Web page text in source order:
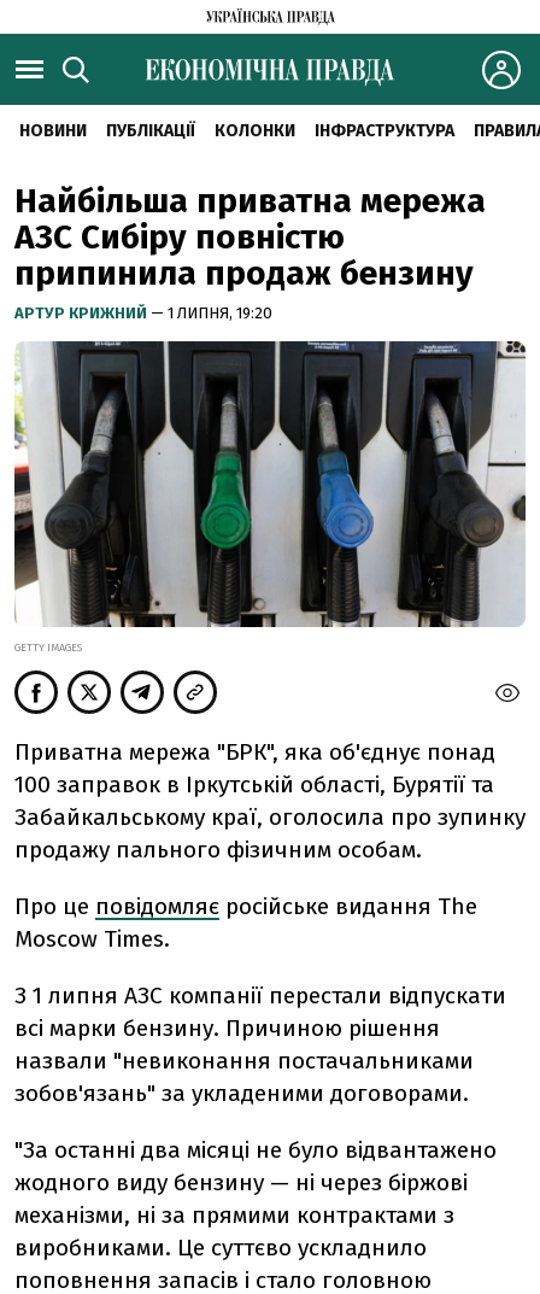
НОВИНИ ПУБЛІКАЦІЇ КОЛОНКИ ІНФРАСТРУКТУРА
Найбільша приватна мережа
АЗС Сибіру повністю
припинила продаж бензину
АРТУР КРИЖНИЙ — 1 ЛИПНЯ, 19:20
GETTY IMAGES
Приватна мережа "БРК", яка об'єднує понад
100 заправок в Іркутській області, Бурятії та
Забайкальському краї, оголосила про зупинку
продажу пального фізичним особам.
Про це повідомляє російське видання The
Moscow Times.
З 1 липня АЗС компанії перестали відпускати
всі марки бензину. Причиною рішення
назвали "невиконання постачальниками
зобов'язань" за укладеними договорами.
"За останні два місяці не було відвантажено
жодного виду бензину — ні через біржові
механізми, ні за прямими контрактами з
виробниками. Це суттєво ускладнило
поповнення запасів і стало головною